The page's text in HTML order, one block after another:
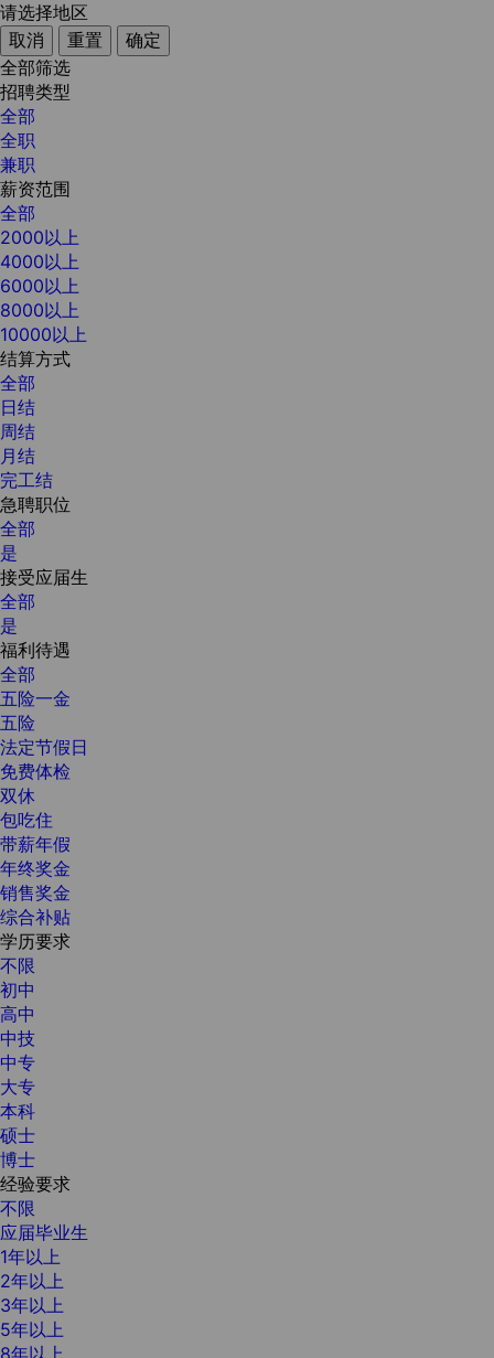
请选择地区
取消
重置
确定
全部筛选
招聘类型
全部
全职
兼职
薪资范围
全部
2000以上
4000以上
6000以上
8000以上
10000以上
结算方式
全部
日结
周结
月结
完工结
急聘职位
全部
是
接受应届生
全部
是
福利待遇
全部
五险一金
五险
法定节假日
免费体检
双休
包吃住
带薪年假
年终奖金
销售奖金
综合补贴
学历要求
不限
初中
高中
中技
中专
大专
本科
硕士
博士
经验要求
不限
应届毕业生
1年以上
2年以上
3年以上
5年以上
8年以上